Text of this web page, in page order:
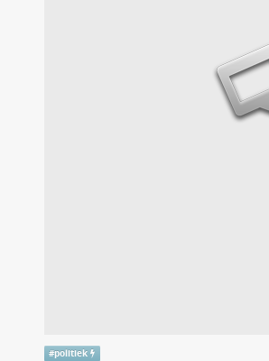
#politiek